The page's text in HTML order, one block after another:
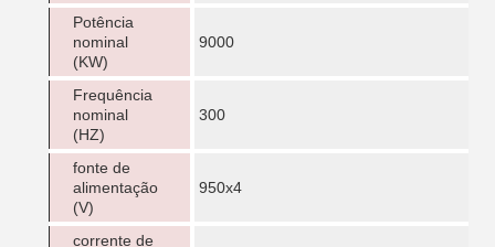
Potência
nominal
(KW)
9000
Frequência
nominal
(HZ)
300
fonte de
alimentação
(V)
950x4
corrente de